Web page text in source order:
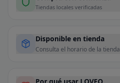
Tiendas locales verificadas
Disponible en tienda
Consulta el horario de la tienda